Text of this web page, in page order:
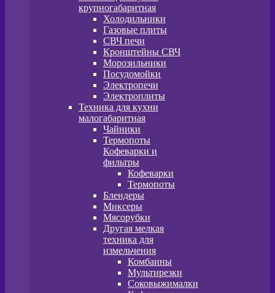
крупногабаритная
Холодильники
Газовые плиты
СВЧ печи
Кронштейны СВЧ
Морозильники
Посудомойки
Электропечи
Электроплиты
Техника для кухни
малогабаритная
Чайники
Термопоты
Кофеварки и
фильтры
Кофеварки
Термопоты
Блендеры
Миксеры
Мясорубки
Другая мелкая
техника для
измельчения
Комбаины
Мультирезки
Соковыжималки